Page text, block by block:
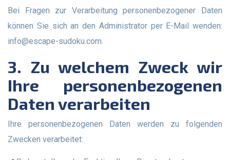
Bei Fragen zur Verarbeitung personenbezogener Daten
können Sie sich an den Administrator per E-Mail wenden:
info@escape-sudoku.com
3. Zu welchem Zweck wir
Ihre personenbezogenen
Daten verarbeiten
Ihre personenbezogenen Daten werden zu folgenden
Zwecken verarbeitet: